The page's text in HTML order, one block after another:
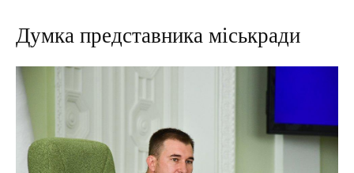
Думка представника міськради